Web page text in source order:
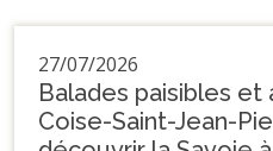
27/07/2026
Balades paisibles et
Coise-Saint-Jean-